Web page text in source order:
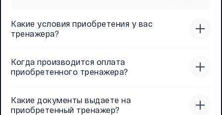
Какие условия приобретения у вас
тренажера?
Когда производится оплата
приобретенного тренажера?
Какие документы выдаете на
приобретенный тренажер?